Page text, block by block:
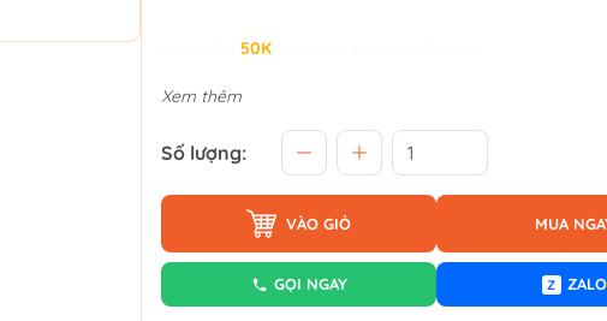
50K
Xem thêm
Số lượng:
VÀO GIỎ MUA
GỌI NGAY Z ZALO